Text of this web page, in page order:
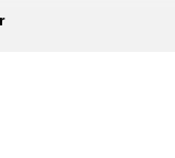
vanadium-stål